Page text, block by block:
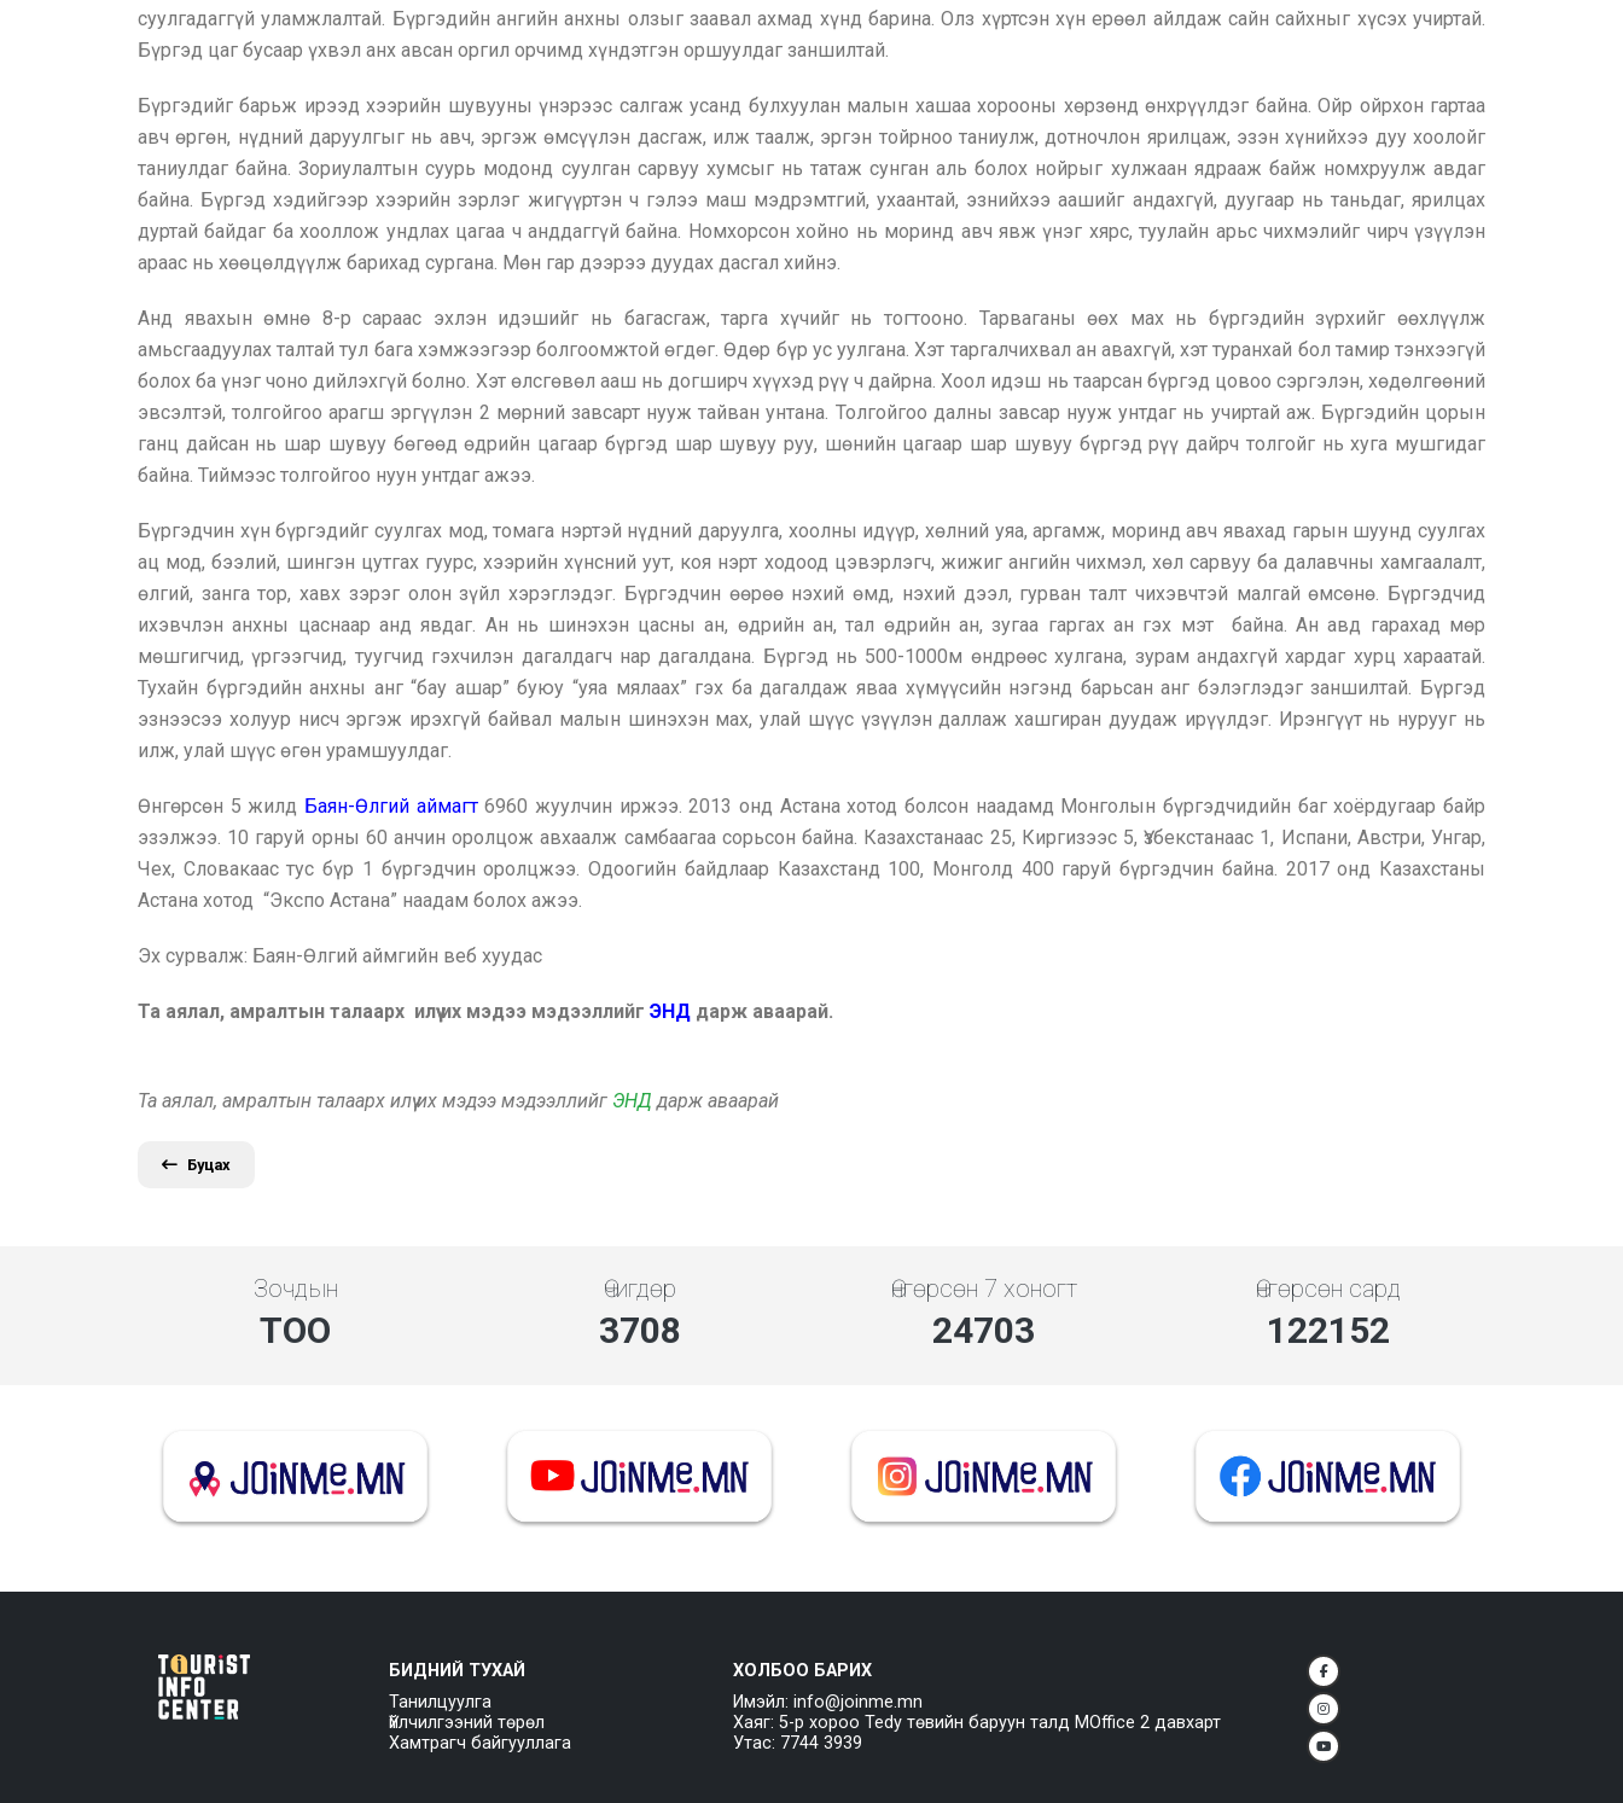
суулгадаггүй уламжлалтай. Бүргэдийн ангийн анхны олзыг заавал ахмад хүнд барина. Олз хүртсэн хүн ерөөл айлдаж сайн сайхныг хүсэх учиртай.
Бүргэд цаг бусаар үхвэл анх авсан оргил орчимд хүндэтгэн оршуулдаг заншилтай.
Бүргэдийг барьж ирээд хээрийн шувууны үнэрээс салгаж усанд булхуулан малын хашаа хорооны хөрзөнд өнхрүүлдэг байна. Ойр ойрхон гартаа
авч өргөн, нүдний даруулгыг нь авч, эргэж өмсүүлэн дасгаж, илж таалж, эргэн тойрноо таниулж, дотночлон ярилцаж, эзэн хүнийхээ дуу хоолойг
таниулдаг байна. Зориулалтын суурь модонд суулган сарвуу хумсыг нь татаж сунган аль болох нойрыг хулжаан ядрааж байж номхруулж авдаг
байна. Бүргэд хэдийгээр хээрийн зэрлэг жигүүртэн ч гэлээ маш мэдрэмтгий, ухаантай, эзнийхээ аашийг андахгүй, дуугаар нь таньдаг, ярилцах
дуртай байдаг ба хооллож ундлах цагаа ч анддаггүй байна. Номхорсон хойно нь моринд авч явж үнэг хярс, туулайн арьс чихмэлийг чирч үзүүлэн
араас нь хөөцөлдүүлж барихад сургана. Мөн гар дээрээ дуудах дасгал хийнэ.
Анд явахын өмнө 8-р сараас эхлэн идэшийг нь багасгаж, тарга хүчийг нь тогтооно. Тарваганы өөх мах нь бүргэдийн зүрхийг өөхлүүлж
амьсгаадуулах талтай тул бага хэмжээгээр болгоомжтой өгдөг. Өдөр бүр ус уулгана. Хэт таргалчихвал ан авахгүй, хэт туранхай бол тамир тэнхээгүй
болох ба үнэг чоно дийлэхгүй болно. Хэт өлсгөвөл ааш нь догширч хүүхэд рүү ч дайрна. Хоол идэш нь таарсан бүргэд цовоо сэргэлэн, хөдөлгөөний
эвсэлтэй, толгойгоо арагш эргүүлэн 2 мөрний завсарт нууж тайван унтана. Толгойгоо далны завсар нууж унтдаг нь учиртай аж. Бүргэдийн цорын
ганц дайсан нь шар шувуу бөгөөд өдрийн цагаар бүргэд шар шувуу руу, шөнийн цагаар шар шувуу бүргэд рүү дайрч толгойг нь хуга мушгидаг
байна. Тиймээс толгойгоо нуун унтдаг ажээ.
Бүргэдчин хүн бүргэдийг суулгах мод, томага нэртэй нүдний даруулга, хоолны идүүр, хөлний уяа, аргамж, моринд авч явахад гарын шуунд суулгах
ац мод, бээлий, шингэн цутгах гуурс, хээрийн хүнсний уут, коя нэрт ходоод цэвэрлэгч, жижиг ангийн чихмэл, хөл сарвуу ба далавчны хамгаалалт,
өлгий, занга тор, хавх зэрэг олон зүйл хэрэглэдэг. Бүргэдчин өөрөө нэхий өмд, нэхий дээл, гурван талт чихэвчтэй малгай өмсөнө. Бүргэдчид
ихэвчлэн анхны цаснаар анд явдаг. Ан нь шинэхэн цасны ан, өдрийн ан, тал өдрийн ан, зугаа гаргах ан гэх мэт байна. Ан авд гарахад мөр
мөшгигчид, үргээгчид, туугчид гэхчилэн дагалдагч нар дагалдана. Бүргэд нь 500-1000м өндрөөс хулгана, зурам андахгүй хардаг хурц хараатай.
Тухайн бүргэдийн анхны анг “бау ашар” буюу “уяа мялаах” гэх ба дагалдаж яваа хүмүүсийн нэгэнд барьсан анг бэлэглэдэг заншилтай. Бүргэд
эзнээсээ холуур нисч эргэж ирэхгүй байвал малын шинэхэн мах, улай шүүс үзүүлэн даллаж хашгиран дуудаж ирүүлдэг. Ирэнгүүт нь нурууг нь
илж, улай шүүс өгөн урамшуулдаг.
Өнгөрсөн 5 жилд Баян-Өлгий аймагт6960 жуулчин иржээ. 2013 онд Астана хотод болсон наадамд Монголын бүргэдчидийн баг хоёрдугаар байр
эзэлжээ. 10 гаруй орны 60 анчин оролцож авхаалж самбаагаа сорьсон байна. Казахстанаас 25, Киргизээс 5, Үзбекстанаас 1, Испани, Австри, Унгар,
Чех, Словакаас тус бүр 1 бүргэдчин оролцжээ. Одоогийн байдлаар Казахстанд 100, Монголд 400 гаруй бүргэдчин байна. 2017 онд Казахстаны
Астана хотод “Экспо Астана” наадам болох ажээ.
Эх сурвалж: Баян-Өлгий аймгийн веб хуудас
Та аялал, амралтын талаарх илүү их мэдээ мэдээллийг ЭНД дарж аваарай.
Та аялал, амралтын талаарх илүү их мэдээ мэдээллийг ЭНД дарж аваарай
Буцах
Зочдын
ТОО
Өчигдөр
4279
Өнгөрсөн 7 хоногт
28504
Өнгөрсөн сард
140945
БИДНИЙ ТУХАЙ
Танилцуулга
Үйлчилгээний төрөл
Хамтрагч байгууллага
ХОЛБОО БАРИХ
Имэйл: info@joinme.mn
Хаяг: 5-р хороо Tedy төвийн баруун талд MOffice 2 давхарт
Утас: 7744 3939